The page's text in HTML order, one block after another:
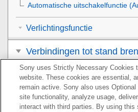
Automatische uitschakelfunctie
Verlichtingsfunctie
Verbindingen tot stand
Luisteren naar muziek
Telefoongesprekken
Sony uses Strictly Necessary Cookies
website. These cookies are essential,
remain active. Sony also uses
site functionality, analyze usage,
interact with third parties. By using this